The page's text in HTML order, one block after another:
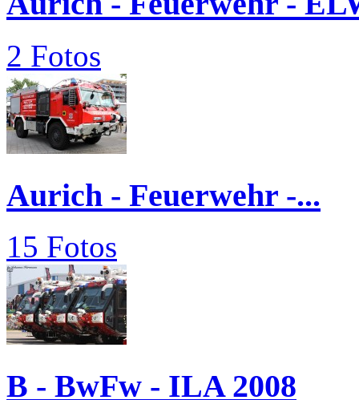
2 Fotos
Aurich - Feuerwehr -...
15 Fotos
B - BwFw - ILA 2008